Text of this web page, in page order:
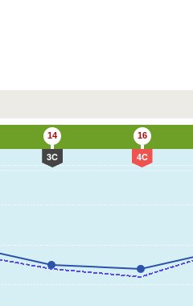
14
3C
16
4C